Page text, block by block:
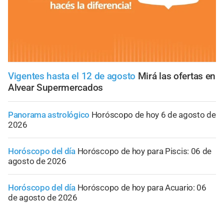
Vigentes hasta el 12 de agosto Mirá las ofertas en
Alvear Supermercados
Panorama astrológico Horóscopo de hoy 6 de agosto de
2026
Horóscopo del día Horóscopo de hoy para Piscis: 06 de
agosto de 2026
Horóscopo del día Horóscopo de hoy para Acuario: 06
de agosto de 2026